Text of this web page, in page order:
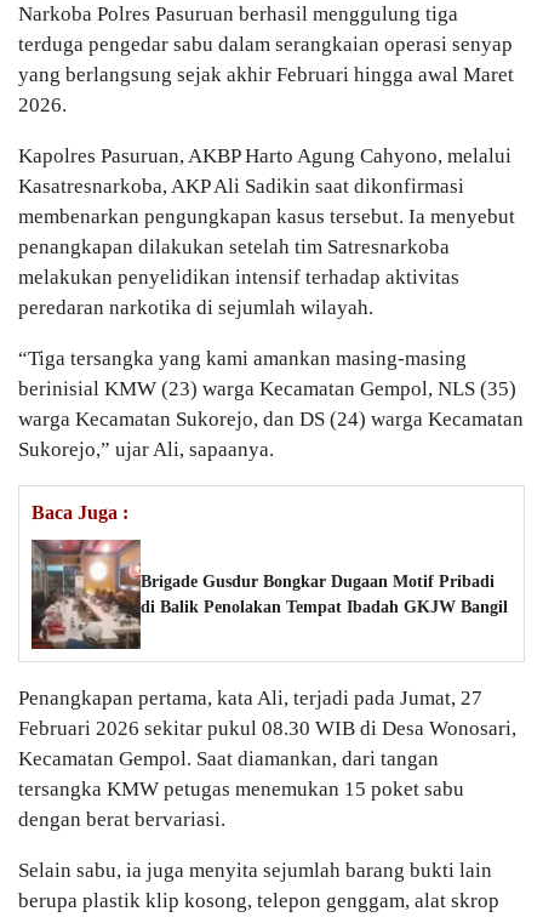
Narkoba Polres Pasuruan berhasil menggulung tiga
terduga pengedar sabu dalam serangkaian operasi senyap
yang berlangsung sejak akhir Februari hingga awal Maret
2026.
Kapolres Pasuruan, AKBP Harto Agung Cahyono, melalui
Kasatresnarkoba, AKP Ali Sadikin saat dikonfirmasi
membenarkan pengungkapan kasus tersebut. Ia menyebut
penangkapan dilakukan setelah tim Satresnarkoba
melakukan penyelidikan intensif terhadap aktivitas
peredaran narkotika di sejumlah wilayah.
“Tiga tersangka yang kami amankan masing-masing
berinisial KMW (23) warga Kecamatan Gempol, NLS (35)
warga Kecamatan Sukorejo, dan DS (24) warga Kecamatan
Sukorejo,” ujar Ali, sapaanya.
Baca Juga :
Brigade Gusdur Bongkar Dugaan Motif Pribadi
di Balik Penolakan Tempat Ibadah GKJW Bangil
Penangkapan pertama, kata Ali, terjadi pada Jumat, 27
Februari 2026 sekitar pukul 08.30 WIB di Desa Wonosari,
Kecamatan Gempol. Saat diamankan, dari tangan
tersangka KMW petugas menemukan 15 poket sabu
dengan berat bervariasi.
Selain sabu, ia juga menyita sejumlah barang bukti lain
berupa plastik klip kosong, telepon genggam, alat skrop